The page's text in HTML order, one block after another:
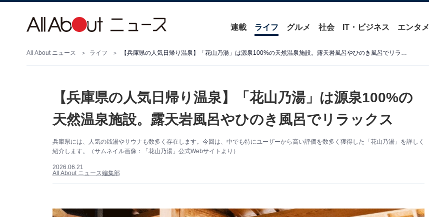
連載 ライフ グルメ 社会 IT・ビジネス エンタメ
All About ニュース ライフ 【兵庫県の人気日帰り温泉】「花山乃湯」は源泉100%の天然温泉施設。露天岩風呂やひのき風呂でリラックス
【兵庫県の人気日帰り温泉】「花山乃湯」は源泉100%の
天然温泉施設。露天岩風呂やひのき風呂でリラックス
兵庫県には、人気の銭湯やサウナも数多く存在します。今回は、中でも特にユーザーから高い評価を数多く獲得した「花山乃湯」を詳しく
紹介します。（サムネイル画像：「花山乃湯」公式Webサイトより）
2026.06.21
All About ニュース編集部